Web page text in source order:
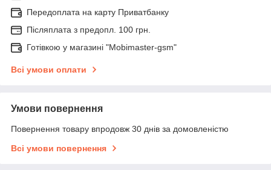
Передоплата на карту Приватбанку
Післяплата з предопл. 100 грн.
Готівкою у магазині "Mobimaster-gsm"
Всі умови оплати
Умови повернення
Повернення товару впродовж 30 днів за домовленістю
Всі умови повернення